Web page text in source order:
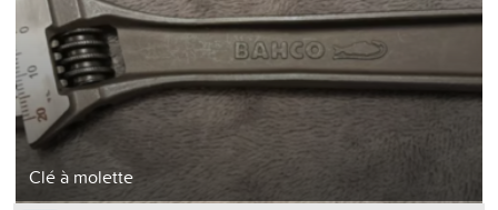
Clé à molette